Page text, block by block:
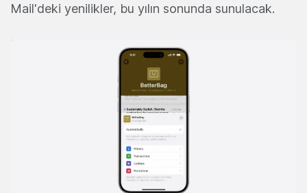
Mail'deki yenilikler, bu yılın sonunda sunulacak.